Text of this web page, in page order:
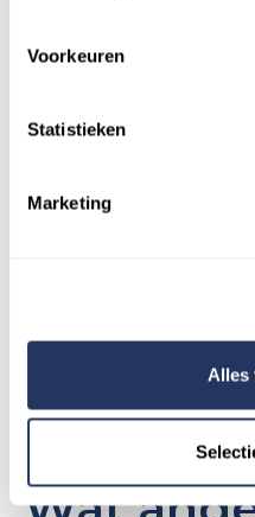
Voorkeuren
Statistieken
Marketing
Alles
basis van hun
Ben jij de